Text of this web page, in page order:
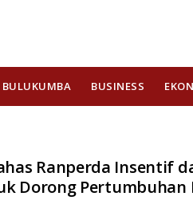
BULUKUMBA BUSINESS
Ranperda Insentif
Dorong Pertumbuhan